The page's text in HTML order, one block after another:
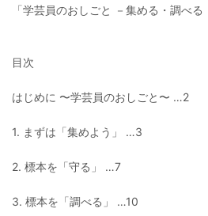
「学芸員のおしごと －集める・調べる
目次
はじめに 〜学芸員のおしごと〜 …2
1. まずは「集めよう」 …3
2. 標本を「守る」 …7
3. 標本を「調べる」 …10